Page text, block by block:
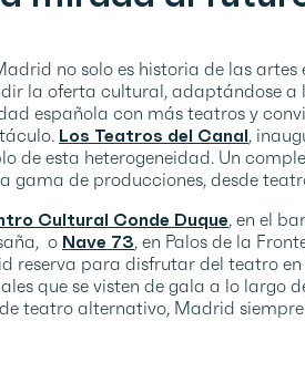
no solo es historia de las
la oferta cultural, adaptándose a
española con más teatros y
Los Teatros del Canal,
de esta heterogeneidad. Un
gama de producciones, desde
Cultural Conde Duque, en el
o Nave 73, en Palos de la
reserva para disfrutar del teatro
que se visten de gala a lo largo
teatro alternativo, Madrid